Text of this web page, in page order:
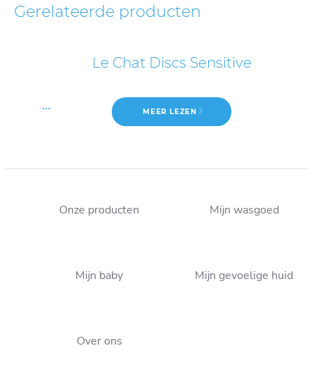
poederwasmiddel: wat is
specialist voor je wasgoed!
Gerelateerde producten
Le Chat Discs Sensitive
... MEER LEZEN
Onze producten Mijn wasgoed
Mijn baby Mijn gevoelige huid
Over ons